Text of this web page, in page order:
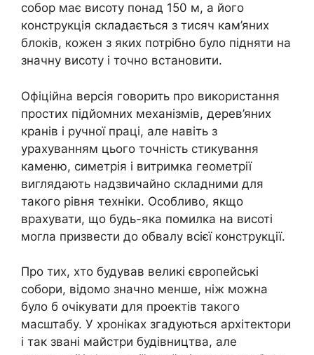
собор має висоту понад 150 м, а його
конструкція складається з тисяч кам’яних
блоків, кожен з яких потрібно було підняти на
значну висоту і точно встановити.
Офіційна версія говорить про використання
простих підйомних механізмів, дерев’яних
кранів і ручної праці, але навіть з
урахуванням цього точність стикування
каменю, симетрія і витримка геометрії
виглядають надзвичайно складними для
такого рівня техніки. Особливо, якщо
врахувати, що будь-яка помилка на висоті
могла призвести до обвалу всієї конструкції.
Про тих, хто будував великі європейські
собори, відомо значно менше, ніж можна
було б очікувати для проектів такого
масштабу. У хроніках згадуються архітектори
і так звані майстри будівництва, але